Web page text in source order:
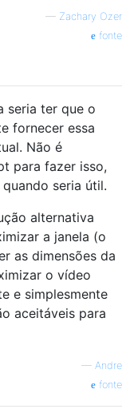
— Zachary Ozer
fonte
seria ter que o
fornecer essa
Não é
para fazer isso,
seria útil.
alternativa
a janela (o
as dimensões da
o vídeo
e simplesmente
aceitáveis ​​para
— Andre
fonte